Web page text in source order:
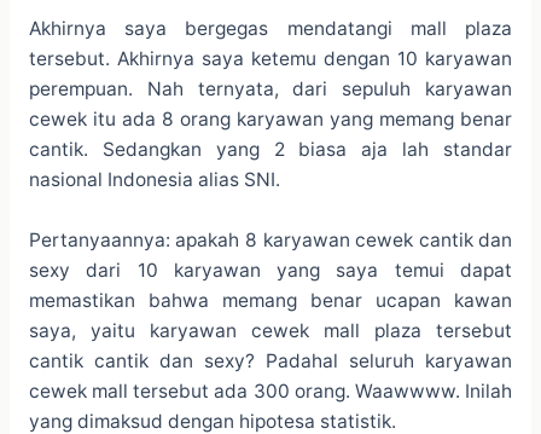
Akhirnya saya bergegas mendatangi mall plaza
tersebut. Akhirnya saya ketemu dengan 10 karyawan
perempuan. Nah ternyata, dari sepuluh karyawan
cewek itu ada 8 orang karyawan yang memang benar
cantik. Sedangkan yang 2 biasa aja lah standar
nasional Indonesia alias SNI.
Pertanyaannya: apakah 8 karyawan cewek cantik dan
sexy dari 10 karyawan yang saya temui dapat
memastikan bahwa memang benar ucapan kawan
saya, yaitu karyawan cewek mall plaza tersebut
cantik cantik dan sexy? Padahal seluruh karyawan
cewek mall tersebut ada 300 orang. Waawwww. Inilah
yang dimaksud dengan hipotesa statistik.